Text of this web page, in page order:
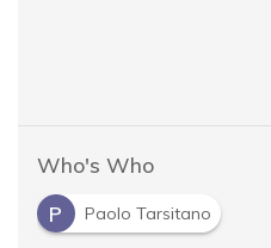
Who's Who
P
Paolo Tarsitano